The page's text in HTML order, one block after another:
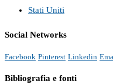
Stati Uniti
Social Networks
Facebook Pinterest Linkedin
Bibliografia e fonti